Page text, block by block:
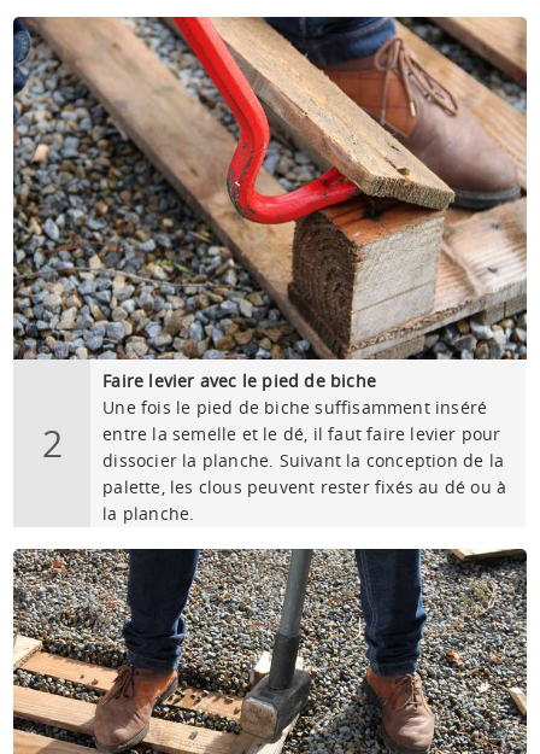
2
Faire levier avec le pied de biche
Une fois le pied de biche suffisamment inséré
entre la semelle et le dé, il faut faire levier pour
dissocier la planche. Suivant la conception de la
palette, les clous peuvent rester fixés au dé ou à
la planche.